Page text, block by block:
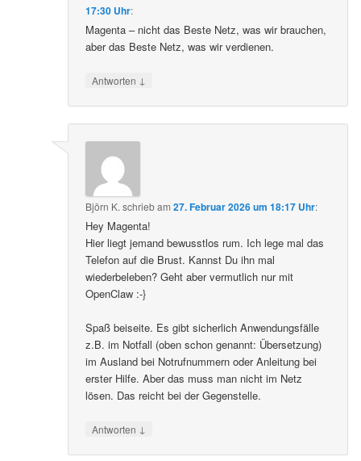
17:30 Uhr:
Magenta – nicht das Beste Netz, was wir brauchen,
aber das Beste Netz, was wir verdienen.
Antworten ↓
Björn K. schriebam27. Februar 2026 um 18:17 Uhr:
Hey Magenta!
Hier liegt jemand bewusstlos rum. Ich lege mal das
Telefon auf die Brust. Kannst Du ihn mal
wiederbeleben? Geht aber vermutlich nur mit
OpenClaw :-}
Spaß beiseite. Es gibt sicherlich Anwendungsfälle
z.B. im Notfall (oben schon genannt: Übersetzung)
im Ausland bei Notrufnummern oder Anleitung bei
erster Hilfe. Aber das muss man nicht im Netz
lösen. Das reicht bei der Gegenstelle.
Antworten ↓